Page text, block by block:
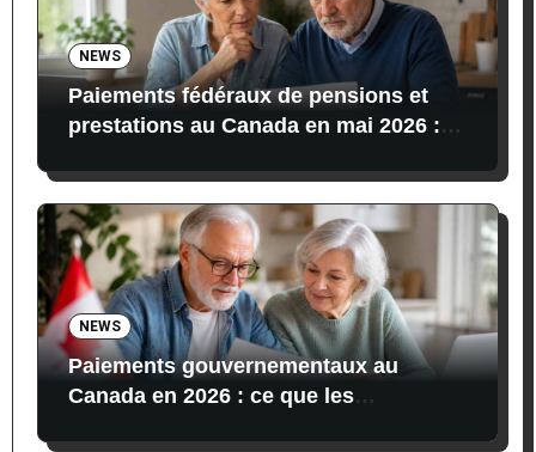
NEWS
Paiements fédéraux de pensions et
prestations au Canada en mai 2026 :
NEWS
Paiements gouvernementaux au
Canada en 2026 : ce que les